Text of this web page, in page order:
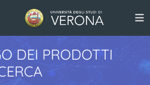
DEI PRODOTTI